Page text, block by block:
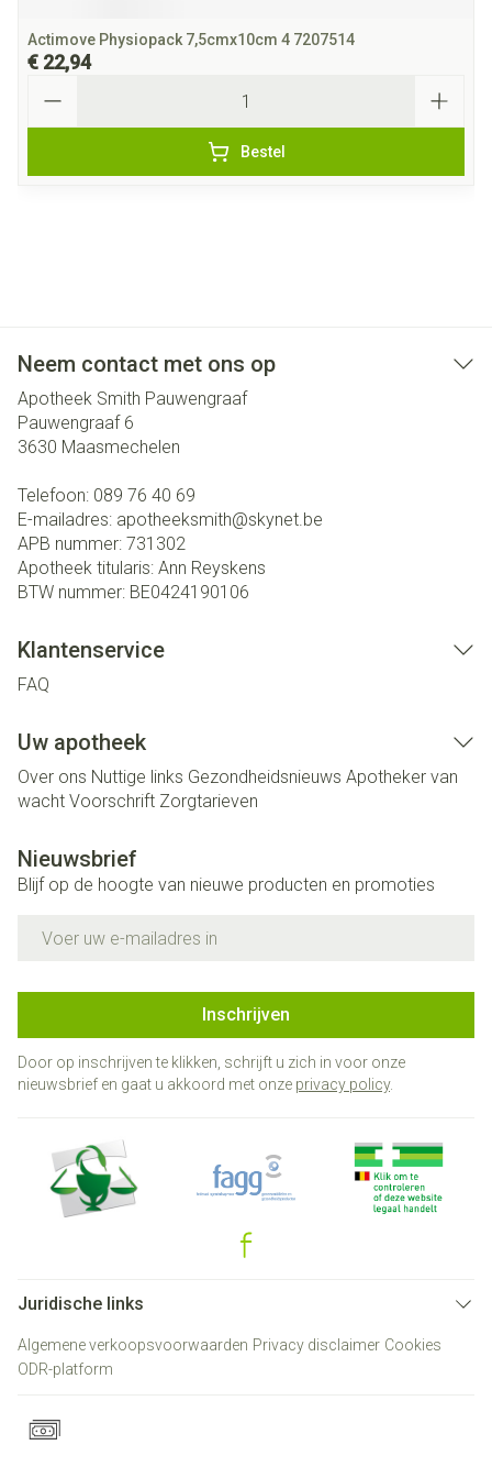
Actimove Physiopack 7,5cmx10cm 4 7207514
€ 22,94
Bestel
Neem contact met ons op
Apotheek Smith Pauwengraaf
Pauwengraaf 6
3630 Maasmechelen
Telefoon: 089 76 40 69
E-mailadres: apotheeksmith@skynet.be
APB nummer: 731302
Apotheek titularis: Ann Reyskens
BTW nummer: BE0424190106
Klantenservice
FAQ
Uw apotheek
Over ons Nuttige links Gezondheidsnieuws Apotheker van
wacht Voorschrift Zorgtarieven
Nieuwsbrief
Blijf op de hoogte van nieuwe producten en promoties
Inschrijven
Door op inschrijven te klikken, schrijft u zich in voor onze
nieuwsbrief en gaat u akkoord met onze privacy policy.
Juridische links
Algemene verkoopsvoorwaarden Privacy disclaimer Cookies
ODR-platform